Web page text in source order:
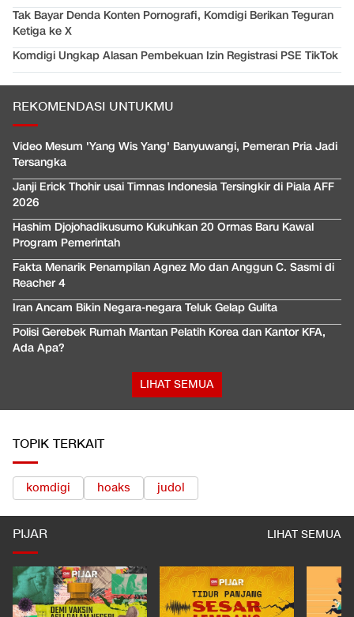
Tak Bayar Denda Konten Pornografi, Komdigi Berikan Teguran
Ketiga ke X
Komdigi Ungkap Alasan Pembekuan Izin Registrasi PSE TikTok
REKOMENDASI UNTUKMU
Video Mesum 'Yang Wis Yang' Banyuwangi, Pemeran Pria Jadi
Tersangka
Janji Erick Thohir usai Timnas Indonesia Tersingkir di Piala AFF
2026
Hashim Djojohadikusumo Kukuhkan 20 Ormas Baru Kawal
Program Pemerintah
Fakta Menarik Penampilan Agnez Mo dan Anggun C. Sasmi di
Reacher 4
Iran Ancam Bikin Negara-negara Teluk Gelap Gulita
Polisi Gerebek Rumah Mantan Pelatih Korea dan Kantor KFA,
Ada Apa?
LIHAT SEMUA
TOPIK TERKAIT
komdigi hoaks judol
PIJAR LIHAT SEMUA